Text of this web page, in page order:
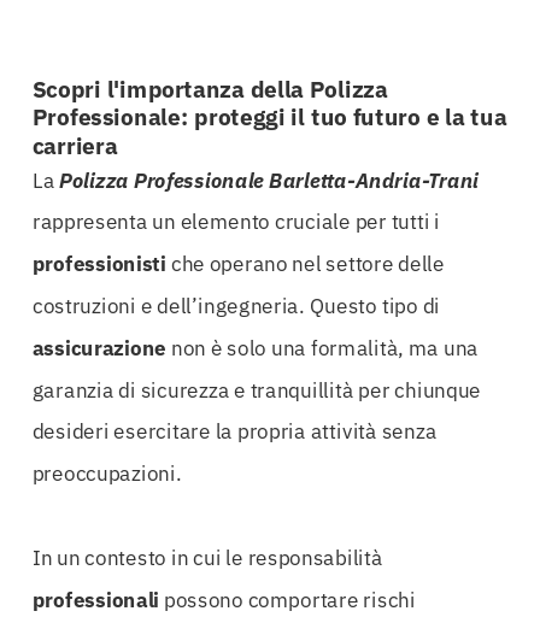
Scopri l'importanza della Polizza
Professionale: proteggi il tuo futuro e la tua
carriera
LaPolizza Professionale Barletta-Andria-Trani
rappresenta un elemento cruciale per tutti i
professionisti che operano nel settore delle
costruzioni e dell’ingegneria. Questo tipo di
assicurazione non è solo una formalità, ma una
garanzia di sicurezza e tranquillità per chiunque
desideri esercitare la propria attività senza
preoccupazioni.
In un contesto in cui le responsabilità
professionali possono comportare rischi